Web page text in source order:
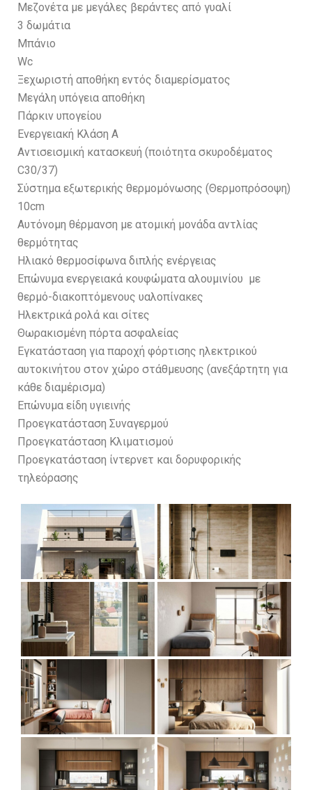
Μεζονέτα με μεγάλες βεράντες από γυαλί
3 δωμάτια
Μπάνιο
Wc
Ξεχωριστή αποθήκη εντός διαμερίσματος
Μεγάλη υπόγεια αποθήκη
Πάρκιν υπογείου
Ενεργειακή Κλάση Α
Αντισεισμική κατασκευή (ποιότητα σκυροδέματος
C30/37)
Σύστημα εξωτερικής θερμομόνωσης (Θερμοπρόσοψη)
10cm
Αυτόνομη θέρμανση με ατομική μονάδα αντλίας
θερμότητας
Ηλιακό θερμοσίφωνα διπλής ενέργειας
Επώνυμα ενεργειακά κουφώματα αλουμινίου με
θερμό-διακοπτόμενους υαλοπίνακες
Ηλεκτρικά ρολά και σίτες
Θωρακισμένη πόρτα ασφαλείας
Εγκατάσταση για παροχή φόρτισης ηλεκτρικού
αυτοκινήτου στον χώρο στάθμευσης (ανεξάρτητη για
κάθε διαμέρισμα)
Επώνυμα είδη υγιεινής
Προεγκατάσταση Συναγερμού
Προεγκατάσταση Κλιματισμού
Προεγκατάσταση ίντερνετ και δορυφορικής
τηλεόρασης